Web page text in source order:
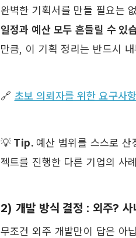
완벽한 기획서를 만들 필요는
일정과 예산 모두 흔들릴 수 있
만큼, 이 기획 정리는 반드시
🔗 초보 의뢰자를 위한 요구사
💡 Tip. 예산 범위를 스스로 산
젝트를 진행한 다른 기업의 사
2) 개발 방식 결정 : 외주? 사
무조건 외주 개발만이 답은 아